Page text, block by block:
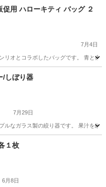
用 ハローキティ バッグ ２
7月4日
リオとコラボしたバッグです。 青と赤
チオビタドリンク
/しぼり器
7月29日
ルなガラス製の絞り器です。 果汁を
具
１枚
6月8日